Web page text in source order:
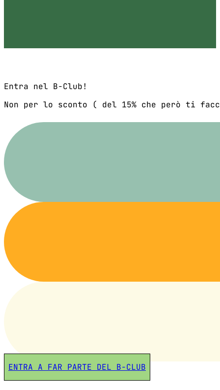
Entra nel B-Club!
Non per lo sconto ( del 15% che però ti
ENTRA A FAR PARTE DEL B-CLUB